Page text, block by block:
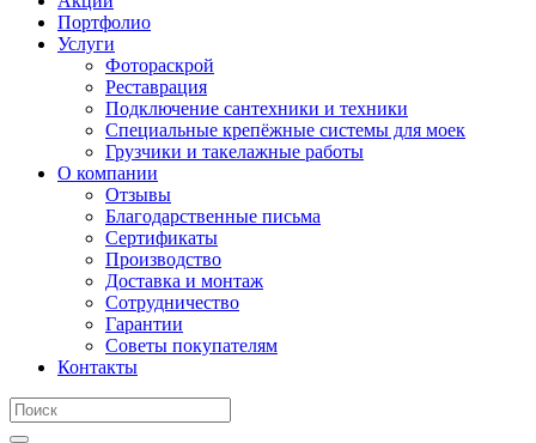
Портфолио
Услуги
Фотораскрой
Реставрация
Подключение сантехники и техники
Специальные крепёжные системы для моек
Грузчики и такелажные работы
О компании
Отзывы
Благодарственные письма
Сертификаты
Производство
Доставка и монтаж
Сотрудничество
Гарантии
Советы покупателям
Контакты